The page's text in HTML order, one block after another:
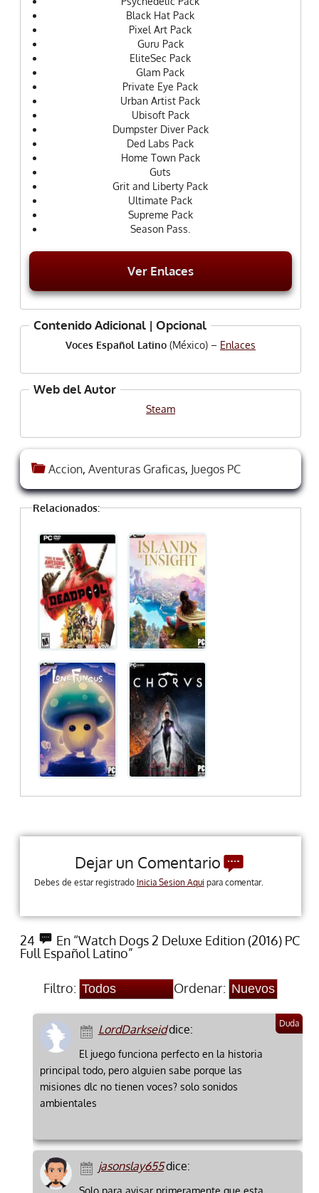
Black Hat Pack
Pixel Art Pack
Guru Pack
EliteSec Pack
Glam Pack
Private Eye Pack
Urban Artist Pack
Ubisoft Pack
Dumpster Diver Pack
Ded Labs Pack
Home Town Pack
Guts
Grit and Liberty Pack
Ultimate Pack
Supreme Pack
Season Pass.
Ver Enlaces
Contenido Adicional | Opcional
Voces Español Latino(México) – Enlaces
Web del Autor
Steam
Accion, Aventuras Graficas, Juegos PC
Relacionados:
Dejar un Comentario
Debes de estar registrado Inicia Sesion Aqui para comentar.
24
En “Watch Dogs 2 Deluxe Edition (2016) PC
Full Español Latino”
Filtro: Ordenar:
LordDarkseiddice:
El juego funciona perfecto en la historia
principal todo, pero alguien sabe porque las
misiones dlc no tienen voces? solo sonidos
ambientales
jasonslay655dice:
Solo para avisar primeramente que esta